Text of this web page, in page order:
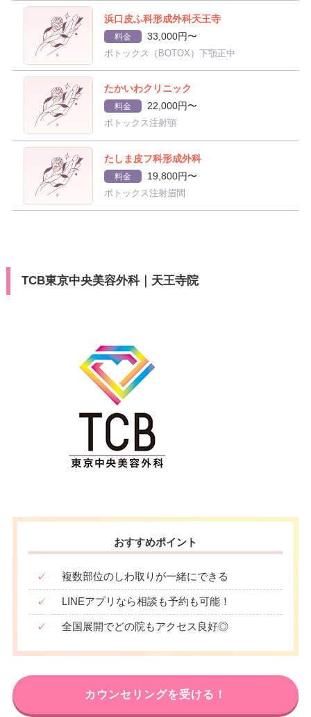
浜口皮ふ科形成外科天王寺
料金 33,000円〜
ボトックス（BOTOX）下顎正中
たかいわクリニック
料金 22,000円〜
ボトックス注射顎
たしま皮フ科形成外科
料金 19,800円〜
ボトックス注射眉間
TCB東京中央美容外科｜天王寺院
おすすめポイント
✓ 複数部位のしわ取りが一緒にできる
✓ LINEアプリなら相談も予約も可能！
✓ 全国展開でどの院もアクセス良好◎
カウンセリングを受ける！